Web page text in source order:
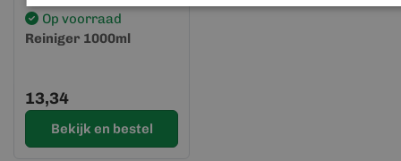
Op voorraad
Reiniger 1000ml
13,34
Bekijk en bestel